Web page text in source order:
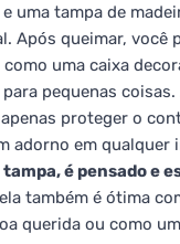
uma tampa de
Após queimar, você
uma caixa
pequenas coisas.
proteger o
adorno em qualquer
é pensado e
também é ótima
querida ou como